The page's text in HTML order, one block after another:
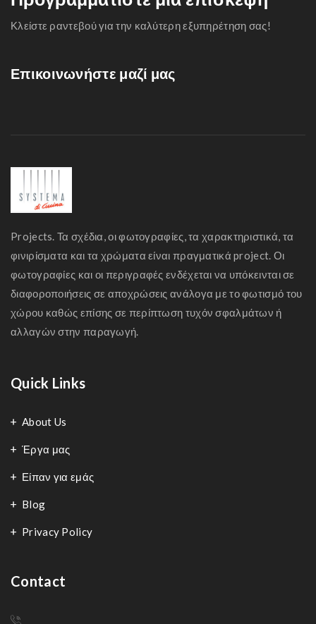
Κλείστε ραντεβού για την καλύτερη εξυπηρέτηση σας!
Επικοινωνήστε μαζί μας
Projects. Τα σχέδια, οι φωτογραφίες, τα χαρακτηριστικά, τα
φινιρίσματα και τα χρώματα είναι πραγματικά project. Οι
φωτογραφίες και οι περιγραφές ενδέχεται να υπόκεινται σε
διαφοροποιήσεις σε αποχρώσεις ανάλογα με το φωτισμό του
χώρου καθώς επίσης σε περίπτωση τυχόν σφαλμάτων ή
αλλαγών στην παραγωγή.
Quick Links
About Us
Έργα μας
Είπαν για εμάς
Blog
Privacy Policy
Contact